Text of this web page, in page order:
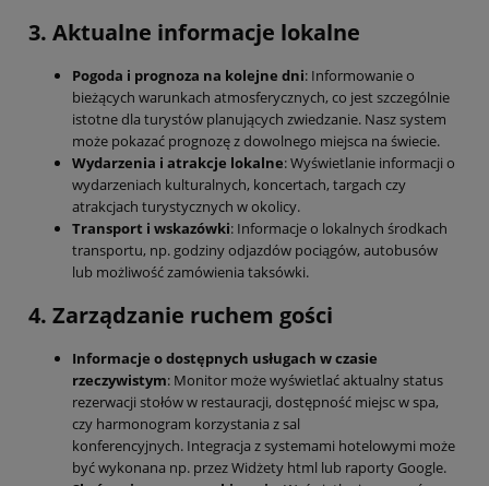
3. Aktualne informacje lokalne
Pogoda i prognoza na kolejne dni: Informowanie o
bieżących warunkach atmosferycznych, co jest szczególnie
istotne dla turystów planujących zwiedzanie. Nasz system
może pokazać prognozę z dowolnego miejsca na świecie.
Wydarzenia i atrakcje lokalne: Wyświetlanie informacji o
wydarzeniach kulturalnych, koncertach, targach czy
atrakcjach turystycznych w okolicy.
Transport i wskazówki: Informacje o lokalnych środkach
transportu, np. godziny odjazdów pociągów, autobusów
lub możliwość zamówienia taksówki.
4. Zarządzanie ruchem gości
Informacje o dostępnych usługach w czasie
rzeczywistym: Monitor może wyświetlać aktualny status
rezerwacji stołów w restauracji, dostępność miejsc w spa,
czy harmonogram korzystania z sal
konferencyjnych. Integracja z systemami hotelowymi może
być wykonana np. przez Widżety html lub raporty Google.